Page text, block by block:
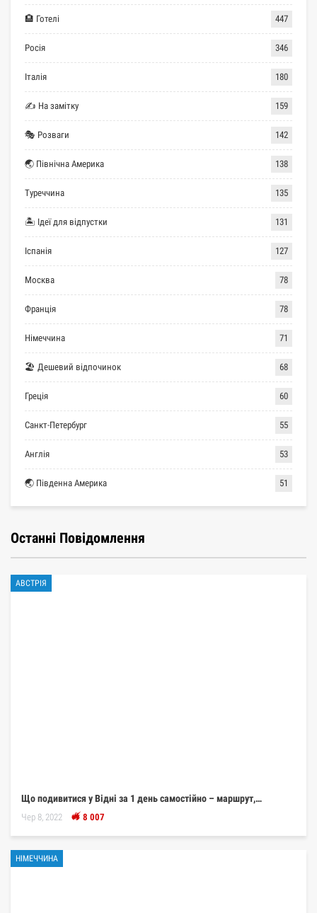
🏨 Готелі 447
Росія 346
Італія 180
✍ На замітку 159
🎭 Розваги 142
🌏 Північна Америка 138
Туреччина 135
🏝 Ідеї для відпустки 131
Іспанія 127
Москва 78
Франція 78
Німеччина 71
🏖 Дешевий відпочинок 68
Греція 60
Санкт-Петербург 55
Англія 53
🌏 Південна Америка 51
Останні Повідомлення
АВСТРІЯ
Що подивитися у Відні за 1 день самостійно – маршрут,…
Чер 8, 2022 8 007
НІМЕЧЧИНА